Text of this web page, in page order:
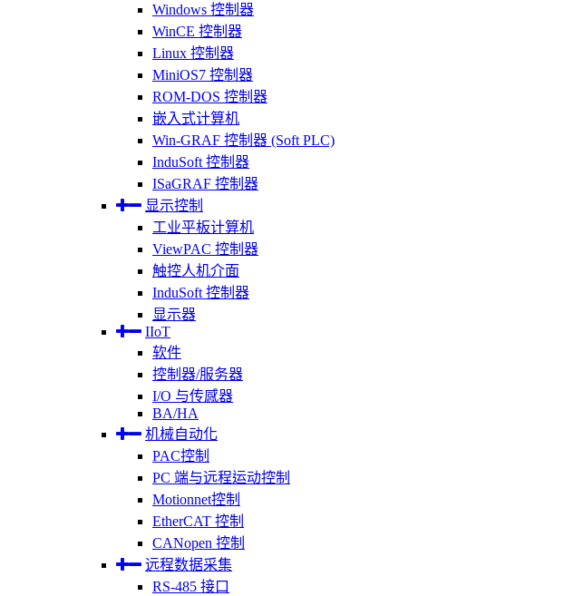
Windows 控制器
WinCE 控制器
Linux 控制器
MiniOS7 控制器
ROM-DOS 控制器
嵌入式计算机
Win-GRAF 控制器 (Soft PLC)
InduSoft 控制器
ISaGRAF 控制器
显示控制
工业平板计算机
ViewPAC 控制器
触控人机介面
InduSoft 控制器
显示器
IIoT
软件
控制器/服务器
I/O 与传感器
BA/HA
机械自动化
PAC控制
PC 端与远程运动控制
Motionnet控制
EtherCAT 控制
CANopen 控制
远程数据采集
RS-485 接口